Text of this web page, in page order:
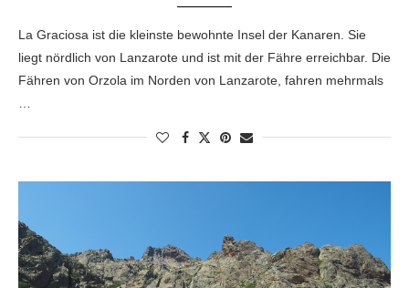
La Graciosa ist die kleinste bewohnte Insel der Kanaren. Sie
liegt nördlich von Lanzarote und ist mit der Fähre erreichbar. Die
Fähren von Orzola im Norden von Lanzarote, fahren mehrmals